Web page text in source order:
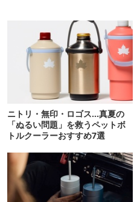
ニトリ・無印・ロゴス…真夏の
「ぬるい問題」を救うペットボ
トルクーラーおすすめ7選